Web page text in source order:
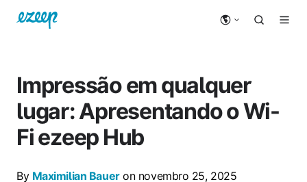
Impressão em qualquer
lugar: Apresentando o Wi-
Fi ezeep Hub
By Maximilian Baueron novembro 25, 2025